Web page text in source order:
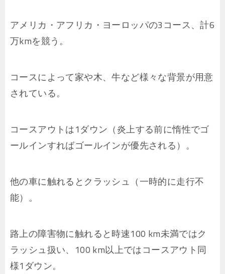
アメリカ・アフリカ・ヨーロッパの3コース、計6
万kmを競う。
コースによって家や木、牛など様々な背景が用意
されている。
コースアウトは1ダウン（炎上する前に惰性でゴ
ールインすればゴールインが優先される）。
他の車に触れるとクラッシュ（一時的に走行不
能）。
路上の障害物に触れると時速100 km未満ではク
ラッシュ扱い、100 km以上ではコースアウト同
様1ダウン。